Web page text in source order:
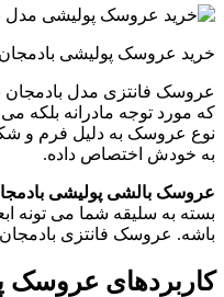
خرید عروسک پولیشی بادمجان
عروسک فانتزی مدل
که مورد توجه مادرانه بلکه
نوع عروسک به دلیل فرم و
به خودش اختصاص داده‌.
عروسک بالشی پولیشی
بسته به سلیقه شما می تونه
باشه. عروسک فانتزی
کاربردهای عروسک